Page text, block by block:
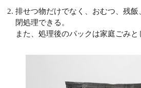
排せつ物だけでなく、おむつ、残
閉処理できる。
また、処理後のパックは家庭ごみと